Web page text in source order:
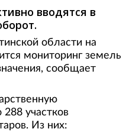
вводятся в
области на
мониторинг земель
сообщает
участков
Из них: